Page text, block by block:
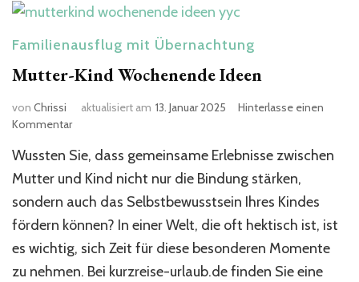
Familienausflug mit Übernachtung
Mutter-Kind Wochenende Ideen​
von Chrissi aktualisiert am 13. Januar 2025
Hinterlasse einen
Kommentarzu
Kind
Wochenende
Wussten Sie, dass gemeinsame Erlebnisse zwischen
Mutter und Kind nicht nur die Bindung stärken,
sondern auch das Selbstbewusstsein Ihres Kindes
fördern können? In einer Welt, die oft hektisch ist, ist
es wichtig, sich Zeit für diese besonderen Momente
zu nehmen. Bei kurzreise-urlaub.de finden Sie eine